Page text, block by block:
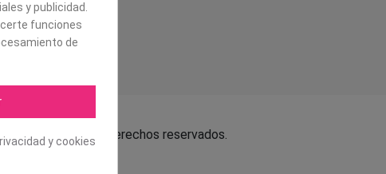
S.L. Todos los derechos reservados.
y publicidad.
funciones
de
y cookies